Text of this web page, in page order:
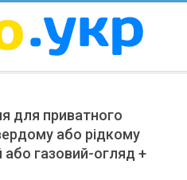
для приватного
або рідкому
або газовий-огляд +